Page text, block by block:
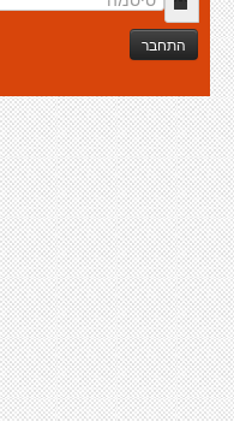
התחבר